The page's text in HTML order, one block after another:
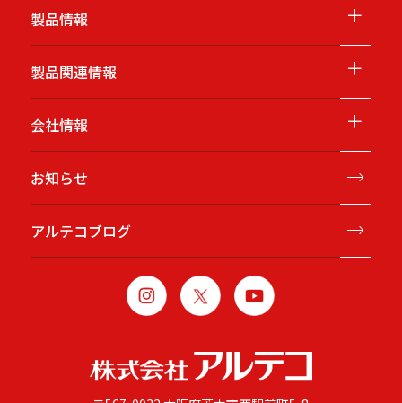
製品情報 ＋
製品関連情報 ＋
会社情報 ＋
お知らせ
アルテコブログ